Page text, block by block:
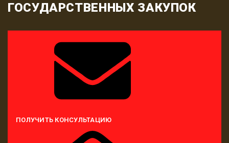
ГОСУДАРСТВЕННЫХ ЗАКУПОК
ПОЛУЧИТЬ КОНСУЛЬТАЦИЮ